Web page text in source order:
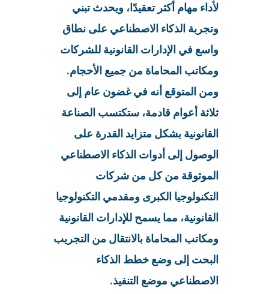
لأداء مهام أكثر تعقيدًا، ويحدث تبني
وتجربة الذكاء الاصطناعي على نطاق
واسع في الإدارات القانونية للشركات
ومكاتب المحاماة من جميع الأحجام.
ومن المتوقع أنه في غضون عام إلى
ثلاثة أعوام قادمة، ستكتسب الصناعة
القانونية بشكل متزايد القدرة على
الوصول إلى أدوات الذكاء الاصطناعي
الموثوقة من كل من شركات
التكنولوجيا الكبرى ومقدمي التكنولوجيا
القانونية، مما يسمح للإدارات القانونية
ومكاتب المحاماة بالانتقال من التجريب
البحت إلى وضع خطط الذكاء
الاصطناعي موضع التنفيذ.